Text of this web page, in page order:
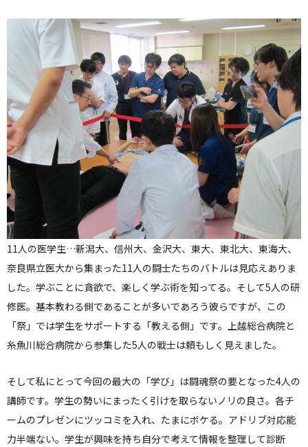
11人の医学生…新潟大、信州大、金沢大、東大、東北大、東海大、
奈良県立医大から集まった11人の闘士たちのバトルは見応えありま
した。学ぶことに貪欲で、楽しく学ぶ術を知ってる。そして5人の研
修医。基本教わる側であることが多いであろう彼らですが、この
「祭」では学生をサポートする「教える側」です。上越総合病院と
糸魚川総合病院から参集した5人の戦士は頼もしく見えました。
そして私にとって今回の最大の「学び」は闘魂祭の要となった4人の
講師です。学生の勢いにまったく引けを取らないノリの良さ。各チ
ームのプレゼンにツッコミを入れ、たまにボケる。アドリブ対応能
力半端ない。学生が興味を持ち自分で考えて情報を整理して診断